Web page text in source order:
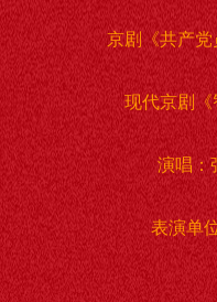
京剧《共产党
现代京剧
演唱：
表演单